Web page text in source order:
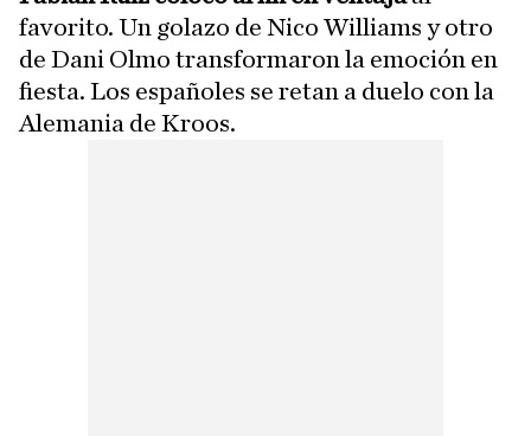
favorito. Un golazo de Nico Williams y otro
de Dani Olmo transformaron la emoción en
fiesta. Los españoles se retan a duelo con la
Alemania de Kroos.